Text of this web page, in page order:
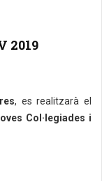
2019
, es realitzarà el
Col·legiades i